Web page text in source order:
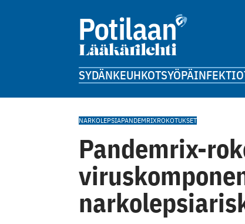
SYDÄNKEUHKOTSYÖPÄ
NARKOLEPSIAPANDEMRIXROKOTUKSET
Pandemrix-